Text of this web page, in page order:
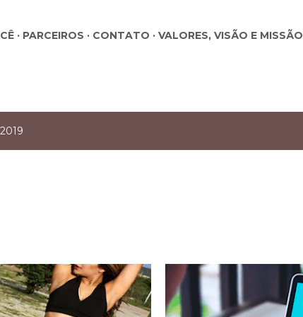
PARCEIROS CONTATO VALORES, VISÃO E MISSÃO